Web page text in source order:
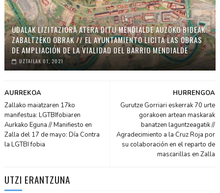
UDALAK LIZITAZIORA ATERA DITU MENDIALDE AUZOKO BIDEAK
ZABALTZEKO OBRAK // EL AYUNTAMIENTO LICITA LAS OBRAS
DE AMPLIACIÓN DE LA VIALIDAD DEL BARRIO MENDIALDE
UZTAILAK 01, 2021
HURRENGOA
Gurutze Gorriari eskerrak 70 urte
gorakoen artean maskarak
banatzen laguntzeagatik //
Agradecimiento a la Cruz Roja por
su colaboración en el reparto de
mascarillas en Zalla
AURREKOA
Zallako maiatzaren 17ko
manifestua: LGTBIfobiaren
Aurkako Eguna // Manifiesto en
Zalla del 17 de mayo: Día Contra
la LGTBI fobia
UTZI ERANTZUNA